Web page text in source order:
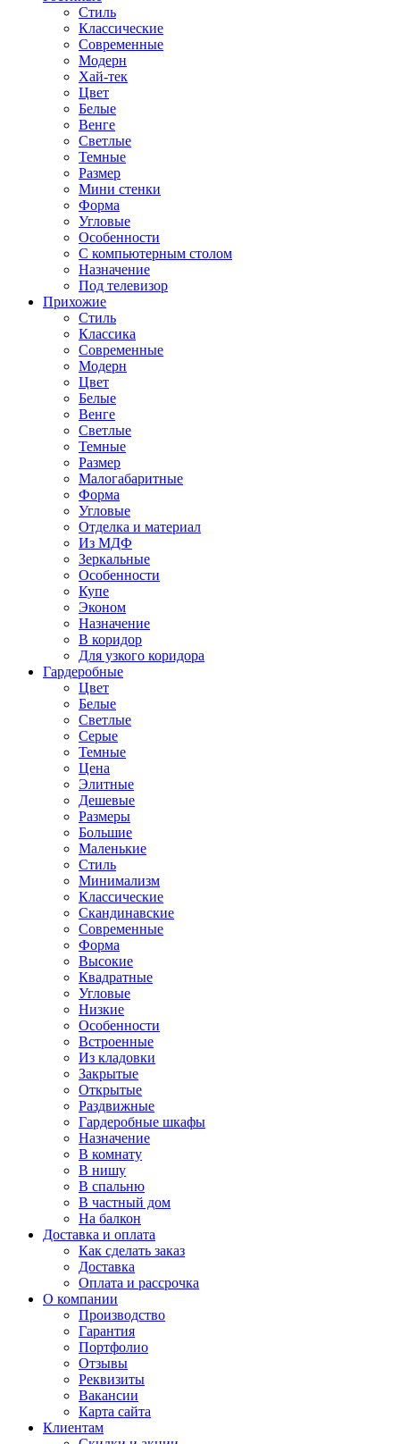
Стиль
Классические
Современные
Модерн
Хай-тек
Цвет
Белые
Венге
Светлые
Темные
Размер
Мини стенки
Форма
Угловые
Особенности
С компьютерным столом
Назначение
Под телевизор
Прихожие
Стиль
Классика
Современные
Модерн
Цвет
Белые
Венге
Светлые
Темные
Размер
Малогабаритные
Форма
Угловые
Отделка и материал
Из МДФ
Зеркальные
Особенности
Купе
Эконом
Назначение
В коридор
Для узкого коридора
Гардеробные
Цвет
Белые
Светлые
Серые
Темные
Цена
Элитные
Дешевые
Размеры
Большие
Маленькие
Стиль
Минимализм
Классические
Скандинавские
Современные
Форма
Высокие
Квадратные
Угловые
Низкие
Особенности
Встроенные
Из кладовки
Закрытые
Открытые
Раздвижные
Гардеробные шкафы
Назначение
В комнату
В нишу
В спальню
В частный дом
На балкон
Доставка и оплата
Как сделать заказ
Доставка
Оплата и рассрочка
О компании
Производство
Гарантия
Портфолио
Отзывы
Реквизиты
Вакансии
Карта сайта
Клиентам